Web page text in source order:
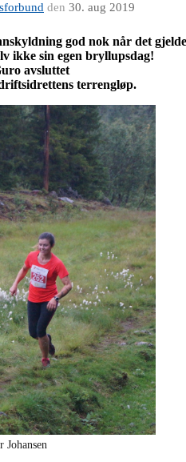
den 30. aug 2019
god nok når det
ikke sin egen bryllupsdag!
avsluttet
terrengløp.
Johansen